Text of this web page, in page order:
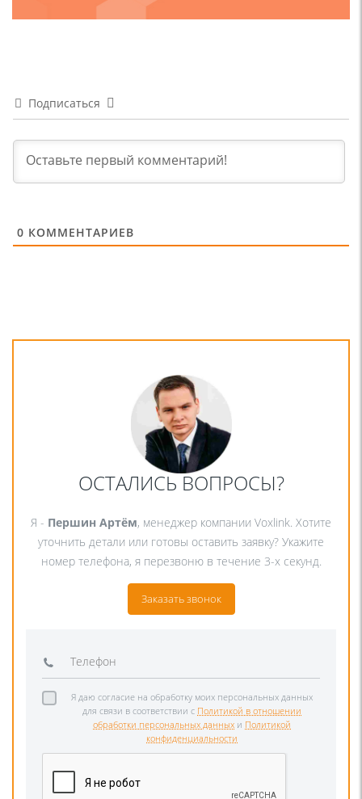
Подписаться
0 КОММЕНТАРИЕВ
ОСТАЛИСЬ ВОПРОСЫ?
Я - Першин Артём, менеджер компании Voxlink. Хотите
уточнить детали или готовы оставить заявку? Укажите
номер телефона, я перезвоню в течение 3-х секунд.
Заказать звонок
Я даю согласие на обработку моих персональных данных
для связи в соответствии с Политикой в отношении
обработки персональных данных и Политикой
конфиденциальности